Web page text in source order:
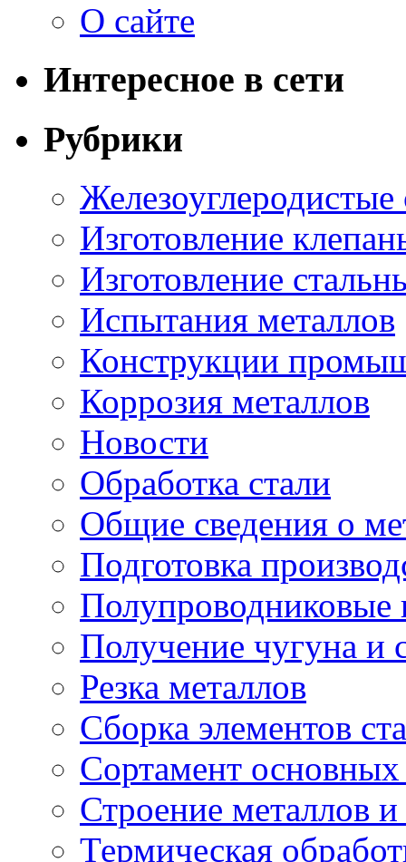
О сайте
Интересное в сети
Рубрики
Железоуглеродистые
Изготовление
Изготовление
Испытания металлов
Конструкции
Коррозия металлов
Новости
Обработка стали
Общие сведения о
Подготовка
Получение чугуна и
Резка металлов
Сборка элементов
Сортамент
Строение металлов и
Термическая